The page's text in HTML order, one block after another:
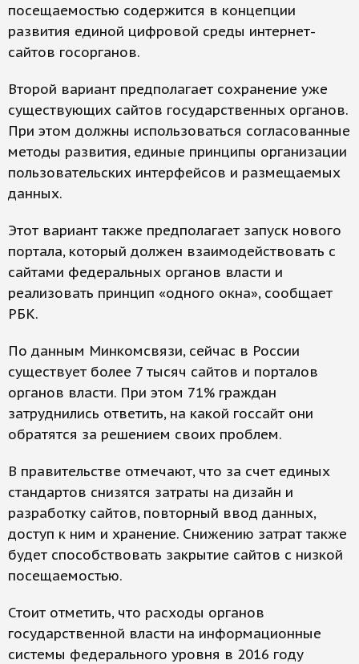
посещаемостью содержится в концепции
развития единой цифровой среды интернет-
сайтов госорганов.
Второй вариант предполагает сохранение уже
существующих сайтов государственных органов.
При этом должны использоваться согласованные
методы развития, единые принципы организации
пользовательских интерфейсов и размещаемых
данных.
Этот вариант также предполагает запуск нового
портала, который должен взаимодействовать с
сайтами федеральных органов власти и
реализовать принцип «одного окна», сообщает
РБК.
По данным Минкомсвязи, сейчас в России
существует более 7 тысяч сайтов и порталов
органов власти. При этом 71% граждан
затруднились ответить, на какой госсайт они
обратятся за решением своих проблем.
В правительстве отмечают, что за счет единых
стандартов снизятся затраты на дизайн и
разработку сайтов, повторный ввод данных,
доступ к ним и хранение. Снижению затрат также
будет способствовать закрытие сайтов с низкой
посещаемостью.
Стоит отметить, что расходы органов
государственной власти на информационные
системы федерального уровня в 2016 году